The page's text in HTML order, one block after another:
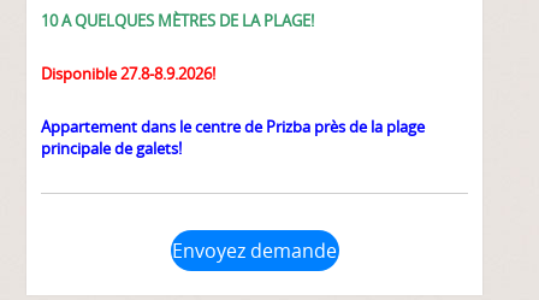
10 A QUELQUES MÈTRES DE LA PLAGE!
Disponible 27.8-8.9.2026!
Appartement dans le centre de Prizba près de la plage
principale de galets!
Envoyez demande